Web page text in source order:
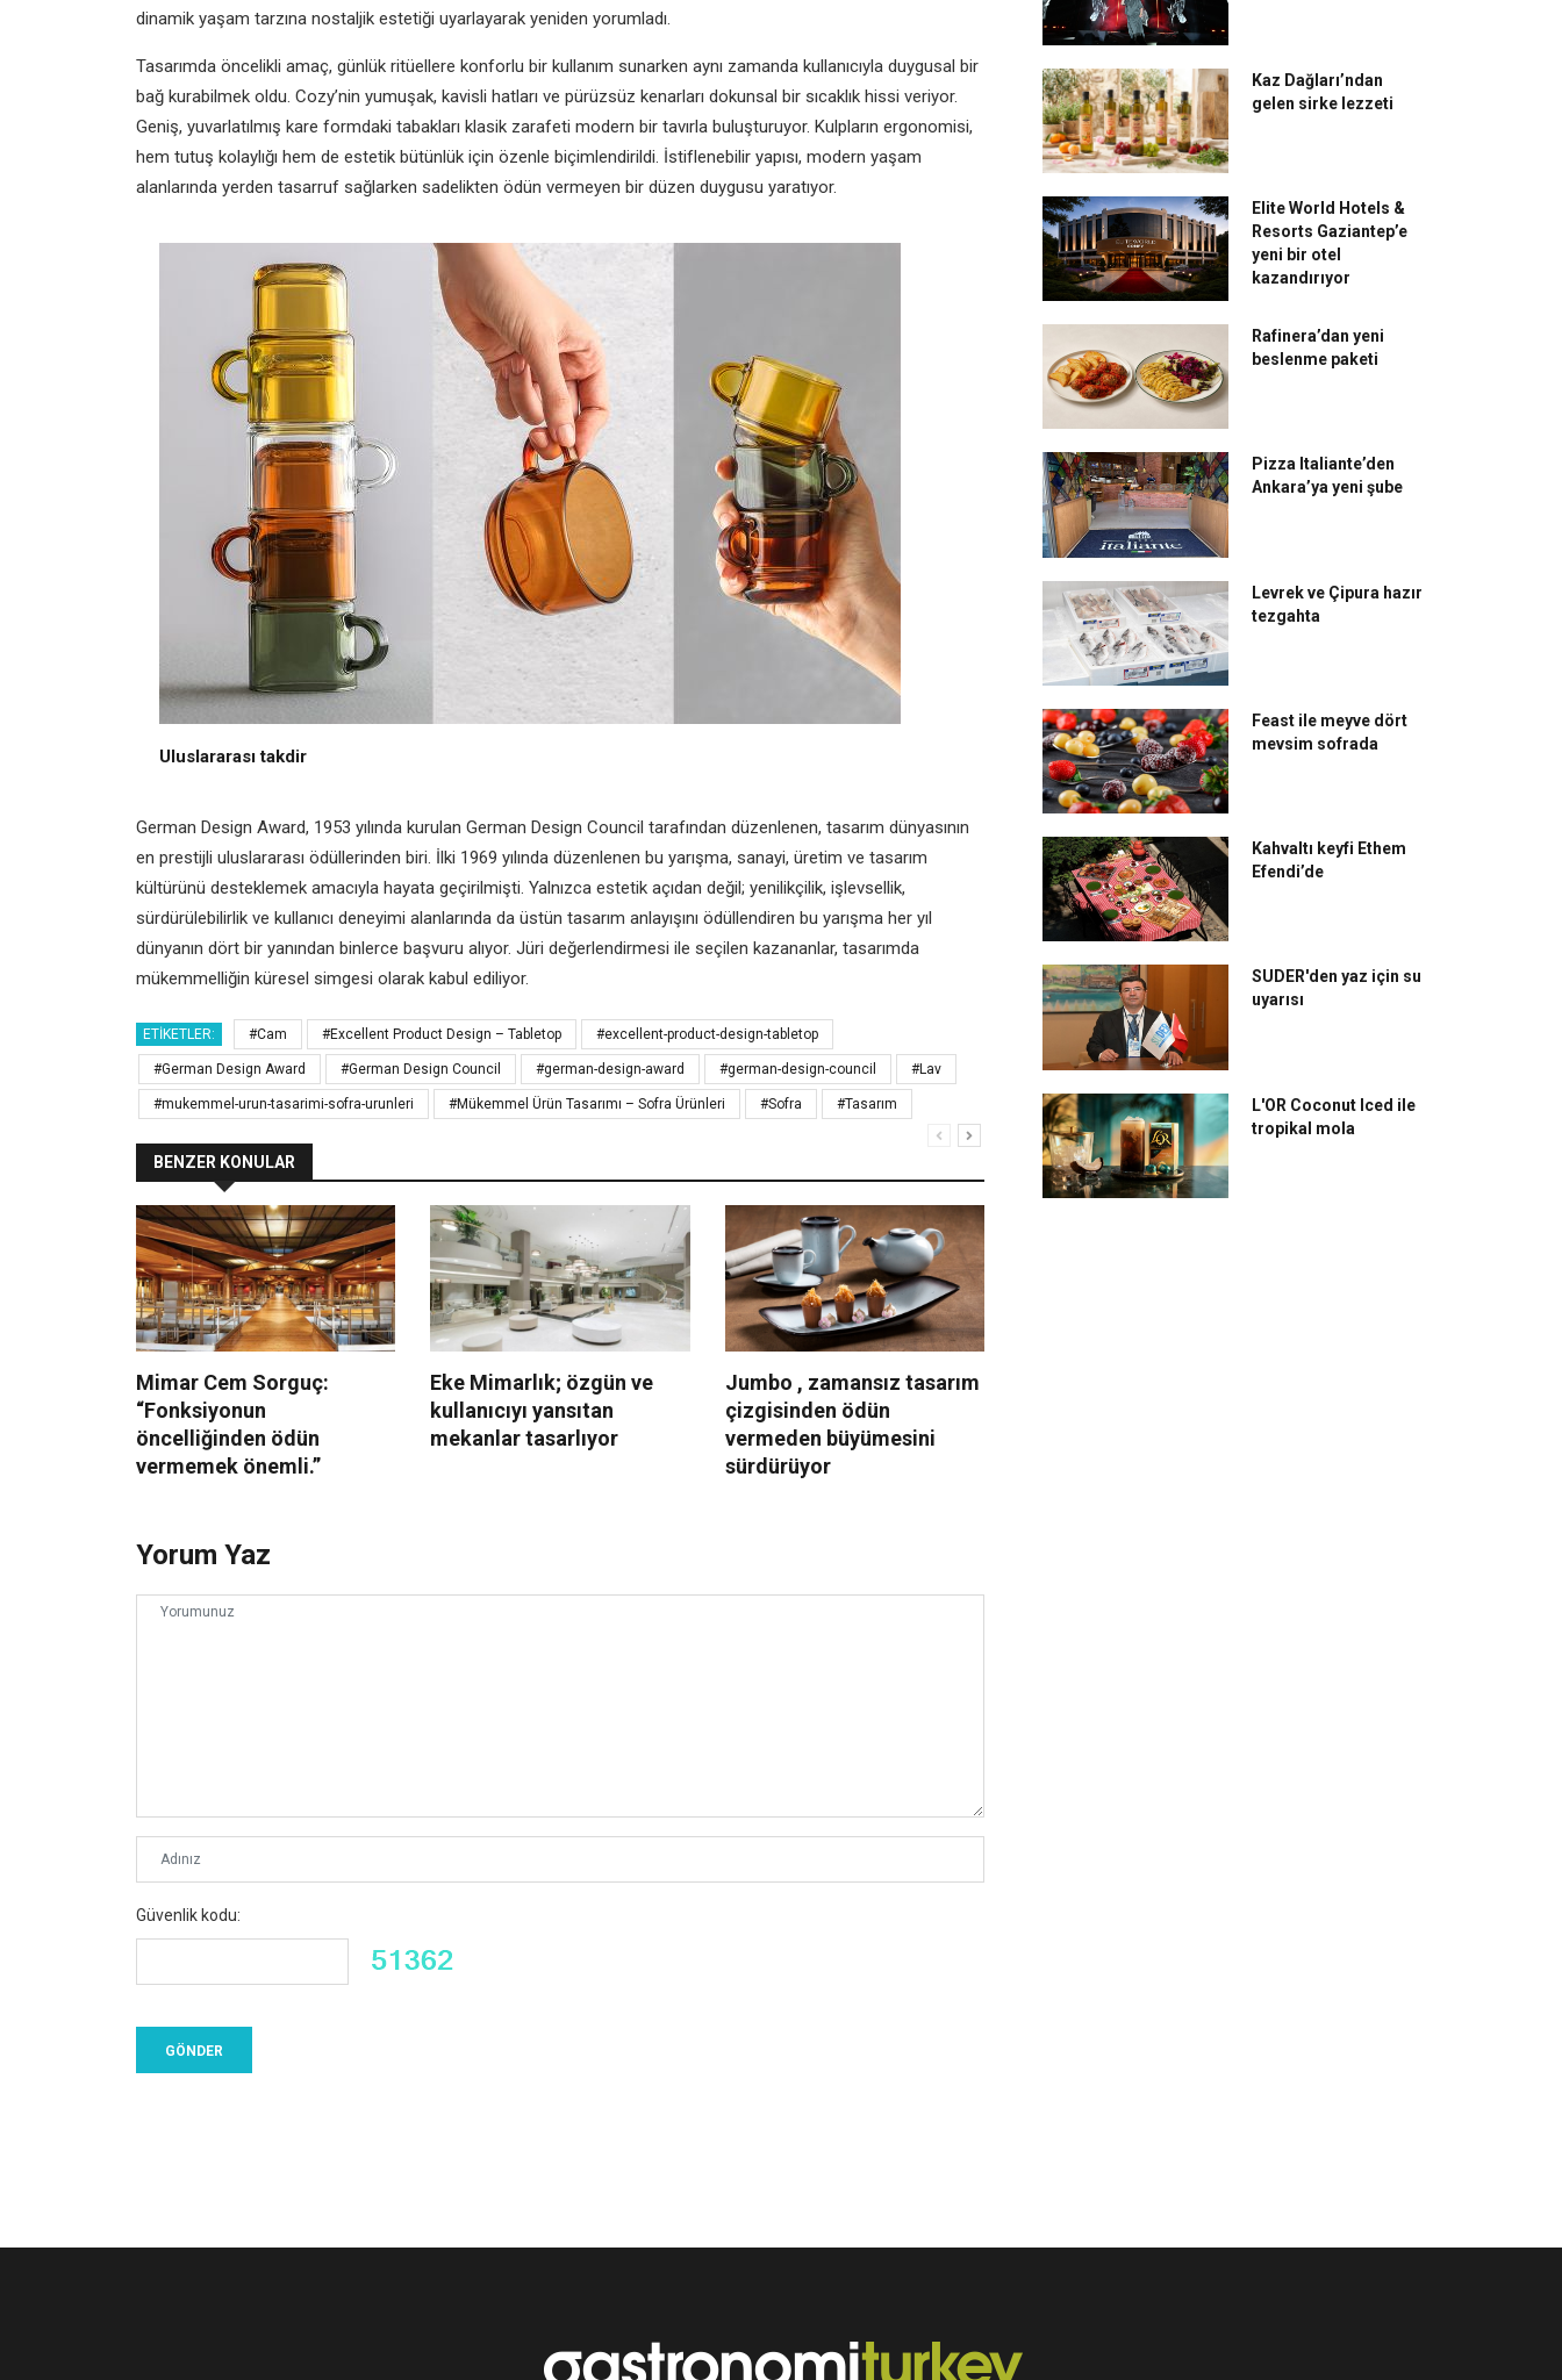
dinamik yaşam tarzına nostaljik estetiği uyarlayarak yeniden yorumladı.
Tasarımda öncelikli amaç, günlük ritüellere konforlu bir kullanım sunarken aynı zamanda kullanıcıyla duygusal bir
bağ kurabilmek oldu. Cozy’nin yumuşak, kavisli hatları ve pürüzsüz kenarları dokunsal bir sıcaklık hissi veriyor.
Geniş, yuvarlatılmış kare formdaki tabakları klasik zarafeti modern bir tavırla buluşturuyor. Kulpların ergonomisi,
hem tutuş kolaylığı hem de estetik bütünlük için özenle biçimlendirildi. İstiflenebilir yapısı, modern yaşam
alanlarında yerden tasarruf sağlarken sadelikten ödün vermeyen bir düzen duygusu yaratıyor.
Uluslararası takdir
German Design Award, 1953 yılında kurulan German Design Council tarafından düzenlenen, tasarım dünyasının
en prestijli uluslararası ödüllerinden biri. İlki 1969 yılında düzenlenen bu yarışma, sanayi, üretim ve tasarım
kültürünü desteklemek amacıyla hayata geçirilmişti. Yalnızca estetik açıdan değil; yenilikçilik, işlevsellik,
sürdürülebilirlik ve kullanıcı deneyimi alanlarında da üstün tasarım anlayışını ödüllendiren bu yarışma her yıl
dünyanın dört bir yanından binlerce başvuru alıyor. Jüri değerlendirmesi ile seçilen kazananlar, tasarımda
mükemmelliğin küresel simgesi olarak kabul ediliyor.
ETIKETLER: #Cam #Excellent Product Design – Tabletop #excellent-product-design-tabletop
#German Design Award #German Design Council #german-design-award #german-design-council #Lav
#mukemmel-urun-tasarimi-sofra-urunleri #Mükemmel Ürün Tasarımı – Sofra Ürünleri #Sofra #Tasarım
BENZER KONULAR
Mimar Cem Sorguç:
“Fonksiyonun
öncelliğinden ödün
vermemek önemli.”
Eke Mimarlık; özgün ve
kullanıcıyı yansıtan
mekanlar tasarlıyor
Jumbo , zamansız tasarım
çizgisinden ödün
vermeden büyümesini
sürdürüyor
Yorum Yaz
Güvenlik kodu:
Kaz Dağları’ndan
gelen sirke lezzeti
Elite World Hotels &
Resorts Gaziantep’e
yeni bir otel
kazandırıyor
Rafinera’dan yeni
beslenme paketi
Pizza Italiante’den
Ankara’ya yeni şube
Levrek ve Çipura hazır
tezgahta
Feast ile meyve dört
mevsim sofrada
Kahvaltı keyfi Ethem
Efendi’de
SUDER'den yaz için su
uyarısı
L'OR Coconut Iced ile
tropikal mola